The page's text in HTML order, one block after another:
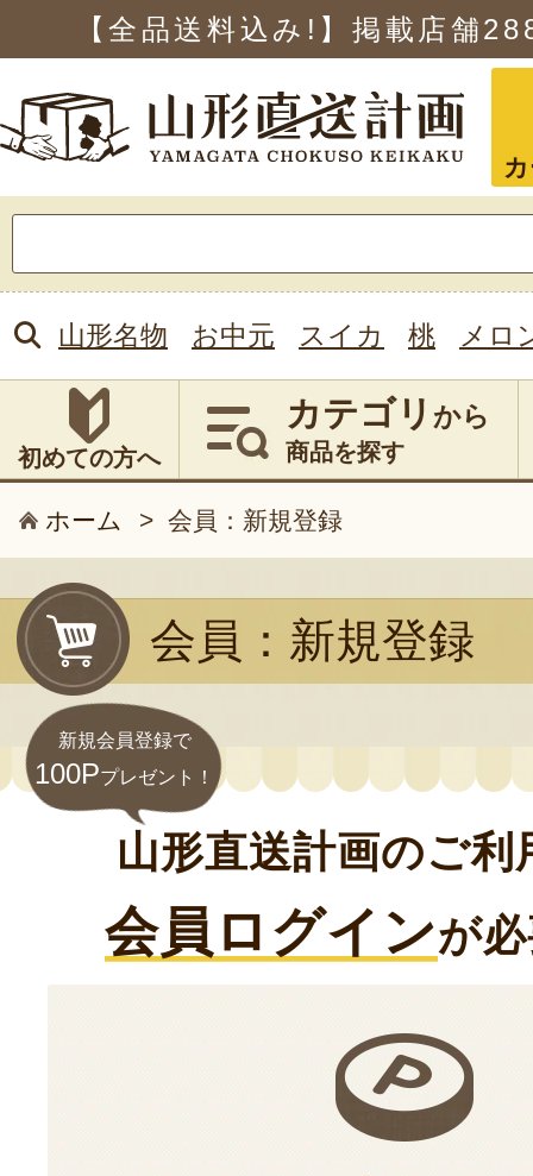
【全品送料込み!】掲載店舗
索:
山形名物 お中元 スイカ 桃 メロ
初めての方へ
カテゴリ から
商品を探す
ホーム > 会員：新規登録
会員：新規登録
新規会員登録で
100Pプレゼント！
山形直送計画のご利
会員ログインが